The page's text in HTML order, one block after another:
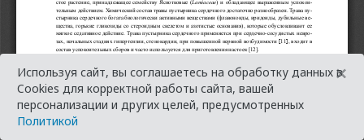
Используя сайт, вы соглашаетесь на обработку данных в
Cookies для корректной работы сайта, вашей
персонализации и других целей, предусмотренных
Политикой
×